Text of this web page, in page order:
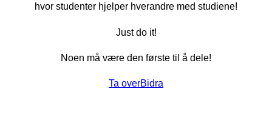
hvor studenter hjelper hverandre med studiene!
Just do it!
Noen må være den første til å dele!
Ta overBidra